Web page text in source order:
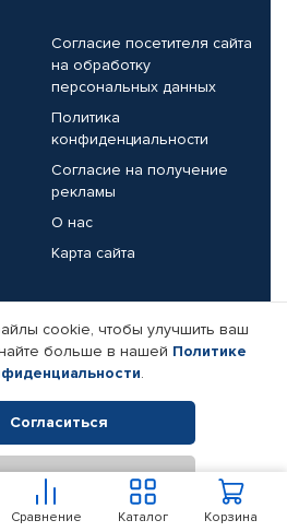
Сравнение Корзина
Каталог
Согласие посетителя сайта
на обработку
персональных данных
Политика
конфиденциальности
Согласие на получение
рекламы
О нас
Карта сайта
Реквизиты компании
2026. Все права защищены.
товаров Автопрофи.
cookie, чтобы улучшить ваш
больше в нашей Политике
.
Согласиться
Отклонить
В корзину